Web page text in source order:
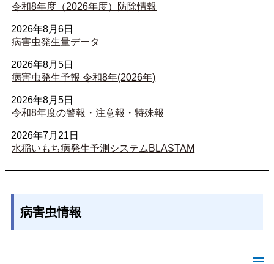
令和8年度（2026年度）防除情報
2026年8月6日
病害虫発生量データ
2026年8月5日
病害虫発生予報 令和8年(2026年)
2026年8月5日
令和8年度の警報・注意報・特殊報
2026年7月21日
水稲いもち病発生予測システムBLASTAM
病害虫情報